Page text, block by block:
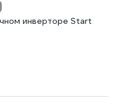
инверторе Start